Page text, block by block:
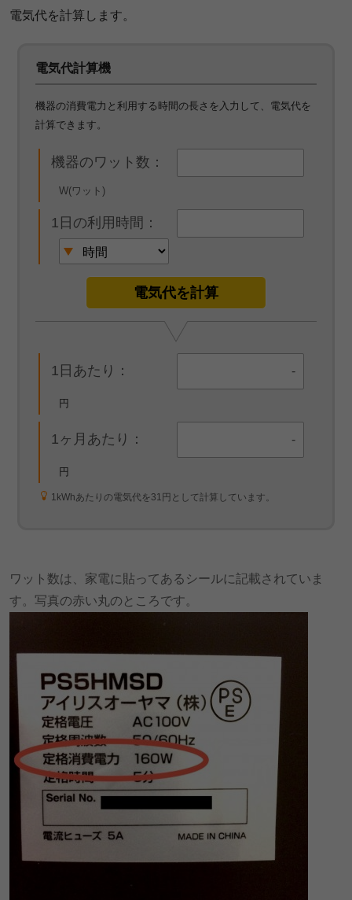
電気代を計算します。
電気代計算機
機器の消費電力と利用する時間の長さを入力して、電気代を
計算できます。
機器のワット数：
W(ワット)
1日の利用時間：
電気代を計算
1日あたり： -
円
1ヶ月あたり： -
円
1kWhあたりの電気代を31円として計算しています。
ワット数は、家電に貼ってあるシールに記載されていま
す。写真の赤い丸のところです。